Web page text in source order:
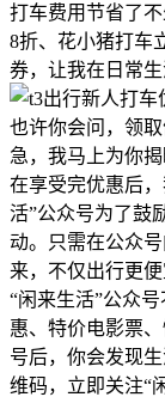
打车费用节省了
8折、花小猪打车
券，让我在日常生
也许你会问，领
急，我马上为你揭
在享受完优惠后
活”公众号为了鼓
动。只需在公众
来，不仅出行更
“闲来生活”公众
惠、特价电影票
号后，你会发现
维码，立即关注“